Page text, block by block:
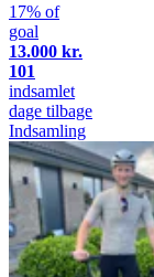
17% of
goal
13.000 kr.
101
indsamlet
dage tilbage
Indsamling